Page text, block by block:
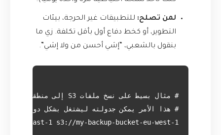
لمن تصلح: للتطبيقات غير الحرجة، بيئات
التطوير، أو كخط دفاع أول بأقل تكلفة. زي ما
بنقول بالشعبي، “إشي أحسن من ولا إشي”.
us-east-1 s3://my-backup-bucket-eu-west-1